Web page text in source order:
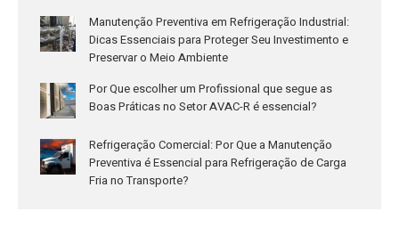
Manutenção Preventiva em Refrigeração Industrial:
Dicas Essenciais para Proteger Seu Investimento e
Preservar o Meio Ambiente
Por Que escolher um Profissional que segue as
Boas Práticas no Setor AVAC-R é essencial?
Refrigeração Comercial: Por Que a Manutenção
Preventiva é Essencial para Refrigeração de Carga
Fria no Transporte?